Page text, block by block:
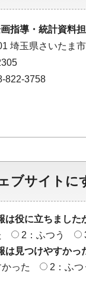
指導・統計資料
埼玉県さいたま
822-3758
ブサイトに
は役に立ちました
2：ふつう
は見つけやすかっ
った
2：ふつ